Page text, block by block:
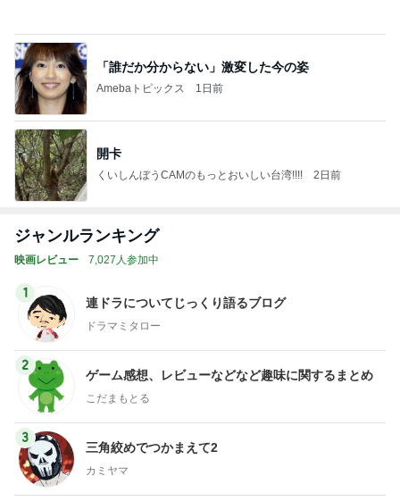
「誰だか分からない」激変した今の姿
Amebaトピックス 1日前
開卡
くいしんぼうCAMのもっとおいしい台湾!!!! 2日前
ジャンルランキング
映画レビュー 7,027人参加中
1
連ドラについてじっくり語るブログ
ドラマミタロー
2
ゲーム感想、レビューなどなど趣味に関するまとめ
こだまもとる
3
三角絞めでつかまえて2
カミヤマ